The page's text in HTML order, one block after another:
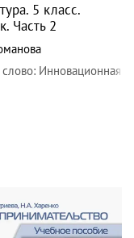
5 класс.
Часть 2
слово: Инновационная